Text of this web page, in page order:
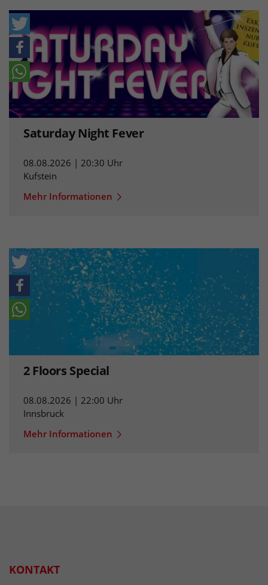
Saturday Night Fever
08.08.2026 | 20:30 Uhr
Kufstein
Mehr Informationen
2 Floors Special
08.08.2026 | 22:00 Uhr
Innsbruck
Mehr Informationen
KONTAKT